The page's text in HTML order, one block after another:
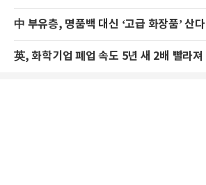
中 부유층, 명품백 대신 ‘고급 화장품’ 산다
英, 화학기업 폐업 속도 5년 새 2배 빨라져